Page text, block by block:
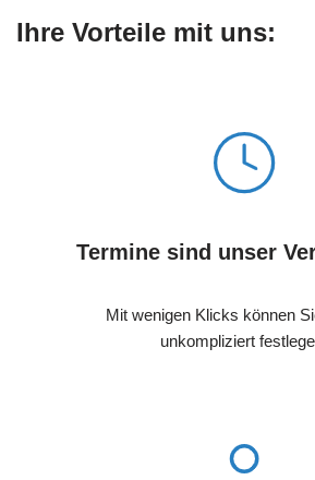
Ihre Vorteile mit uns:
Termine sind unser
Mit wenigen Klicks können
unkompliziert